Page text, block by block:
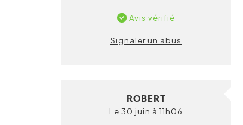
Avis vérifié
Signaler un abus
ROBERT
Le 30 juin à 11h06